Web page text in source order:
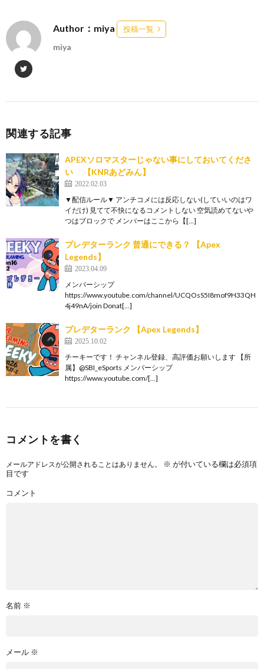
Author：miya 投稿一覧
miya
関連する記事
APEXソロマスターじゃない事にしておいてくださ
い 【KNRあどみん】
2022.02.03
▼配信ルール▼ アンチコメには反応しない(していいのはワ
イだけ) 見てて不快になるコメントしない 空気読めてないや
つはブロックで メンバーはここから【[…]
プレデターランク 普通にできる？ 【Apex
Legends】
2023.04.09
メンバーシップ
https://www.youtube.com/channel/UCQOsS5I8mof9H33QH
4j49nA/join Donat[…]
プレデターランク 【Apex Legends】
2025.10.02
チーキーです！ チャンネル登録、高評価お願いします 【所
属】@SBI_eSports メンバーシップ
https://www.youtube.com/[…]
コメントを書く
メールアドレスが公開されることはありません。 ※ が付いている欄は必須項
目です
コメント
名前 ※
メール ※